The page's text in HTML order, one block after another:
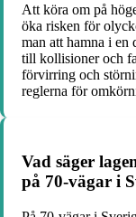
Att köra om på
öka risken för
man att hamna i
till kollisioner och
förvirring och
reglerna för
Vad säger
på 70-vägar i